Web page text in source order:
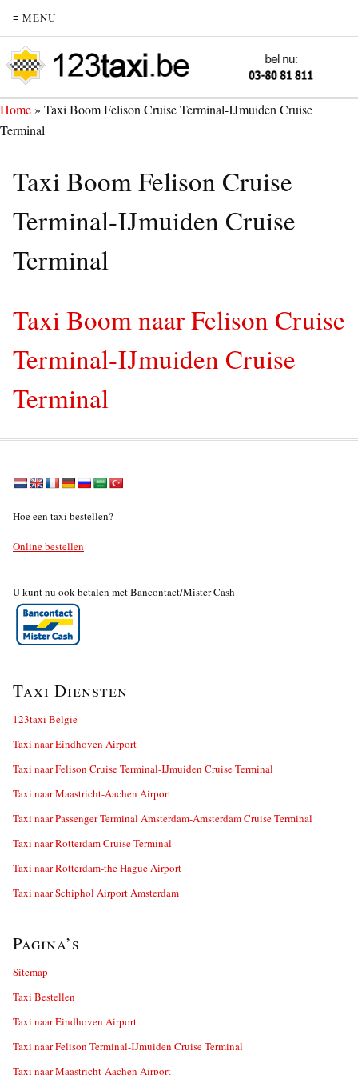
≡ MENU
Home» Taxi Boom Felison Cruise Terminal-IJmuiden Cruise
Terminal
Taxi Boom Felison Cruise
Terminal-IJmuiden Cruise
Terminal
Taxi Boom naar Felison Cruise
Terminal-IJmuiden Cruise
Terminal
Hoe een taxi bestellen?
Online bestellen
U kunt nu ook betalen met Bancontact/Mister Cash
Taxi Diensten
123taxi België
Taxi naar Eindhoven Airport
Taxi naar Felison Cruise Terminal-IJmuiden Cruise Terminal
Taxi naar Maastricht-Aachen Airport
Taxi naar Passenger Terminal Amsterdam-Amsterdam Cruise Terminal
Taxi naar Rotterdam Cruise Terminal
Taxi naar Rotterdam-the Hague Airport
Taxi naar Schiphol Airport Amsterdam
Pagina’s
Sitemap
Taxi Bestellen
Taxi naar Eindhoven Airport
Taxi naar Felison Terminal-IJmuiden Cruise Terminal
Taxi naar Maastricht-Aachen Airport